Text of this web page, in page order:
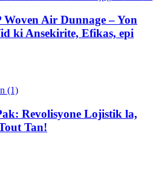
Woven Air Dunnage – Yon
ki Ansekirite, Efikas, epi
Revolisyone Lojistik la,
Tan!